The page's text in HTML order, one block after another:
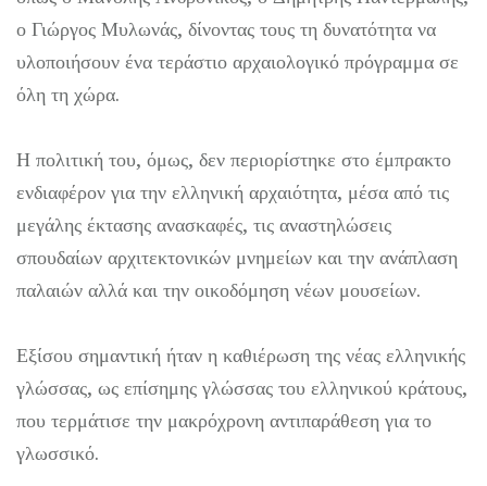
ο Γιώργος Μυλωνάς, δίνοντας τους τη δυνατότητα να
υλοποιήσουν ένα τεράστιο αρχαιολογικό πρόγραμμα σε
όλη τη χώρα.
Η πολιτική του, όμως, δεν περιορίστηκε στο έμπρακτο
ενδιαφέρον για την ελληνική αρχαιότητα, μέσα από τις
μεγάλης έκτασης ανασκαφές, τις αναστηλώσεις
σπουδαίων αρχιτεκτονικών μνημείων και την ανάπλαση
παλαιών αλλά και την οικοδόμηση νέων μουσείων.
Εξίσου σημαντική ήταν η καθιέρωση της νέας ελληνικής
γλώσσας, ως επίσημης γλώσσας του ελληνικού κράτους,
που τερμάτισε την μακρόχρονη αντιπαράθεση για το
γλωσσικό.